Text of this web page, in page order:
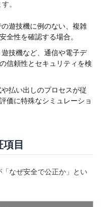
御
電装ユニット
基板
電装安全
設計
電装部品
非等価対策
音場設計
し
営法届出書
風営法第9条
駆動制御
。
遊技機に例のない、複雑
全性を確認する場合。
技機など、通信や電子デ
信頼性とセキュリティを検
払い出しのプロセスが従
価に特殊なシミュレーショ
目
なぜ安全で公正か」とい